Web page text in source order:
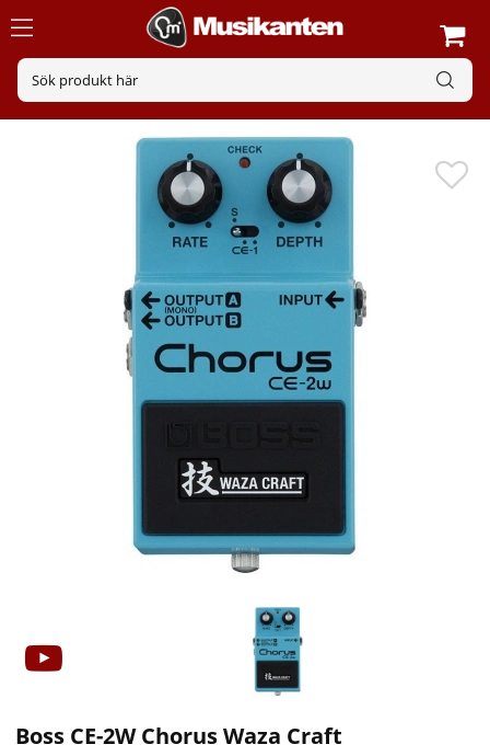
Boss CE-2W Chorus Waza Craft